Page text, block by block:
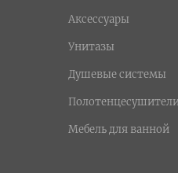
Аксессуары
Унитазы
Душевые системы
Мебель для ванной